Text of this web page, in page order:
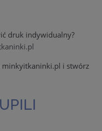
druk indywidualny?
minkyitkaninki.pl i stwórz